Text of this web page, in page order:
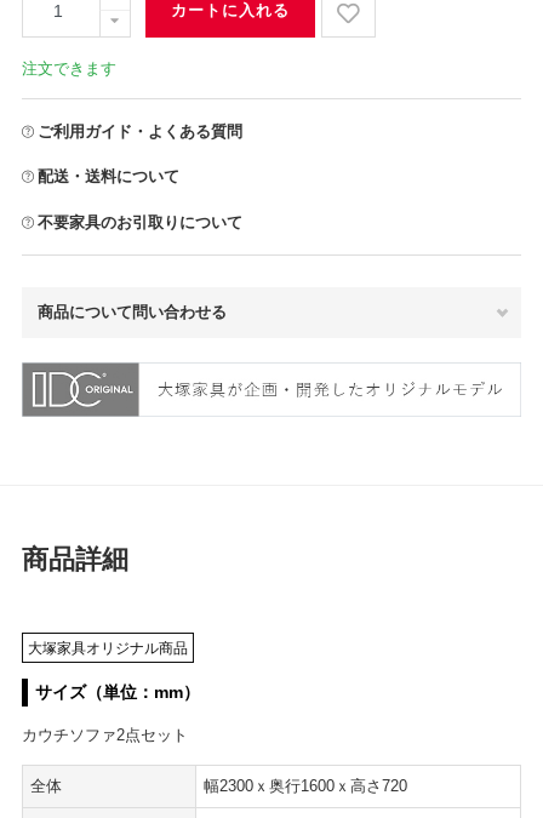
カートに入れる
注文できます
ご利用ガイド・よくある質問
配送・送料について
不要家具のお引取りについて
商品について問い合わせる
商品詳細
大塚家具オリジナル商品
サイズ（単位：mm）
カウチソファ2点セット
全体 幅2300ｘ奥行1600ｘ高さ720